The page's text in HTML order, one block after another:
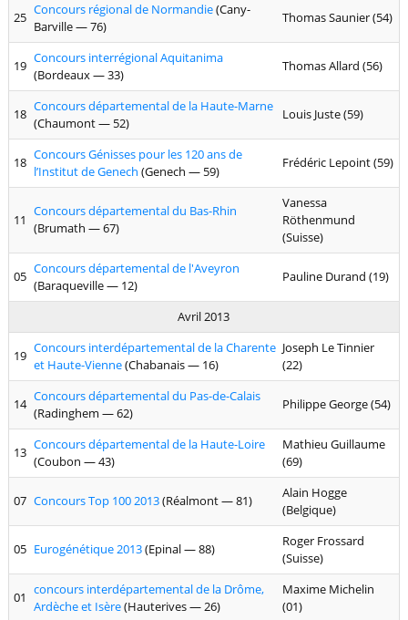
25 Concours régional de Normandie(Cany-
Barville — 76)
Thomas Saunier (54)
19 Concours interrégional Aquitanima
(Bordeaux — 33)
Thomas Allard (56)
18 Concours départemental de la Haute-Marne
(Chaumont — 52)
Louis Juste (59)
18 Concours Génisses pour les 120 ans de
l’Institut de Genech (Genech — 59)
Frédéric Lepoint (59)
11
Concours départemental du Bas-Rhin
(Brumath — 67)
Vanessa
Röthenmund
(Suisse)
05 Concours départemental de l'Aveyron
(Baraqueville — 12)
Pauline Durand (19)
Avril 2013
19 Concours interdépartemental de la Charente
et Haute-Vienne(Chabanais — 16)
Joseph Le Tinnier
(22)
14 Concours départemental du Pas-de-Calais
(Radinghem — 62)
Philippe George (54)
13 Concours départemental de la Haute-Loire
(Coubon — 43)
Mathieu Guillaume
(69)
07 Concours Top 100 2013(Réalmont — 81)
Alain Hogge
(Belgique)
05 Eurogénétique 2013(Epinal — 88)
Roger Frossard
(Suisse)
01 concours interdépartemental de la Drôme,
Ardèche et Isère(Hauterives — 26)
Maxime Michelin
(01)